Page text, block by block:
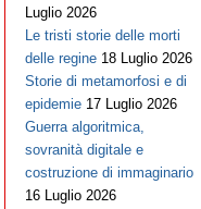
Luglio 2026
Le tristi storie delle morti
delle regine 18 Luglio 2026
Storie di metamorfosi e di
epidemie 17 Luglio 2026
Guerra algoritmica,
sovranità digitale e
costruzione di immaginario
16 Luglio 2026